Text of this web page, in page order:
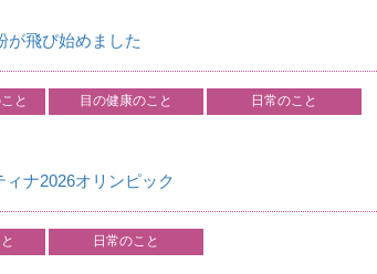
が飛び始めました
と 目の健康のこと 日常のこと
ィナ2026オリンピック
日常のこと